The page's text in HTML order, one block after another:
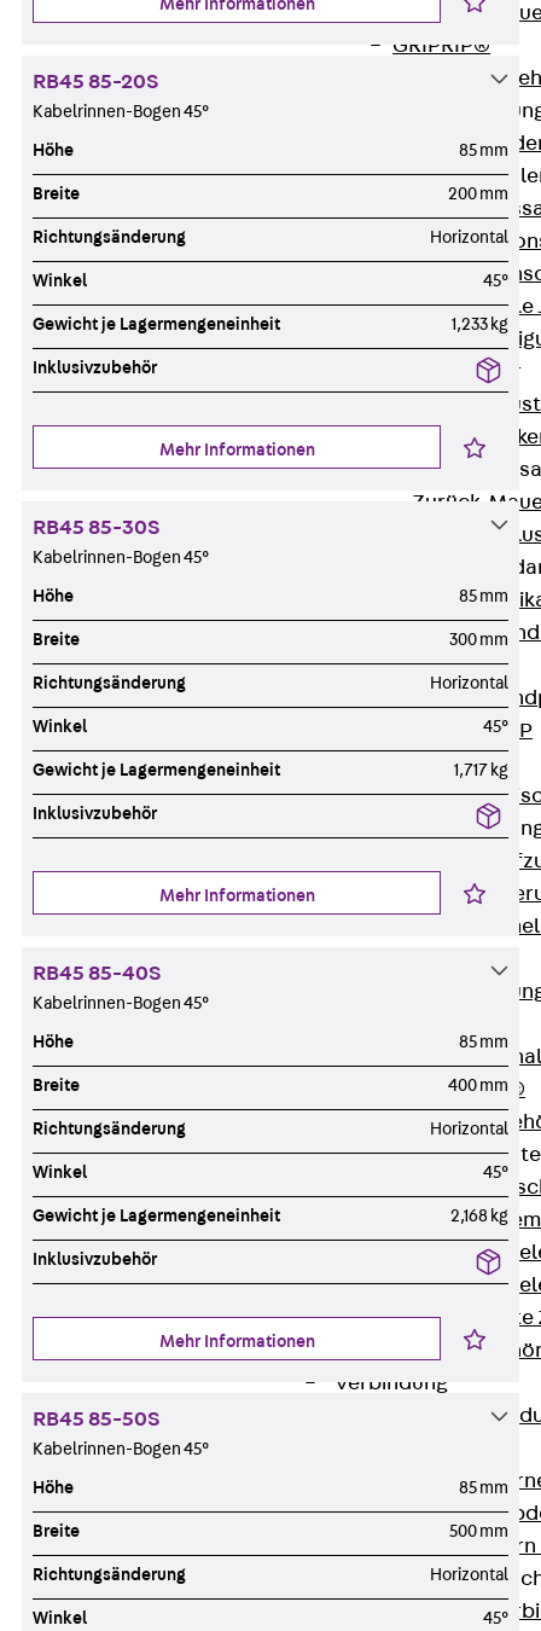
Zurück
GRIPRIP®
Winkelkonsole
Brüstungsanker
Zurück
Attika-
Zurück
Windposts
Windpost JWP
Schallisolation
Zurück
RAPIDOBAT®
Schalrohre
Abschalelemente
Verbindung
Zurück
Querkraftdorn
Mehr Informationen
RB45 85-20S
Kabelrinnen-Bogen 45°
Höhe 85 mm
Breite 200 mm
Richtungsänderung Horizontal
Winkel 45°
Gewicht je Lagermengeneinheit 1,233 kg
Inklusivzubehör
Mehr Informationen
RB45 85-30S
Kabelrinnen-Bogen 45°
Höhe 85 mm
Breite 300 mm
Richtungsänderung Horizontal
Winkel 45°
Gewicht je Lagermengeneinheit 1,717 kg
Inklusivzubehör
Mehr Informationen
RB45 85-40S
Kabelrinnen-Bogen 45°
Höhe 85 mm
Breite 400 mm
Richtungsänderung Horizontal
Winkel 45°
Gewicht je Lagermengeneinheit 2,168 kg
Inklusivzubehör
Mehr Informationen
RB45 85-50S
Kabelrinnen-Bogen 45°
Höhe 85 mm
Breite 500 mm
Richtungsänderung Horizontal
Winkel 45°